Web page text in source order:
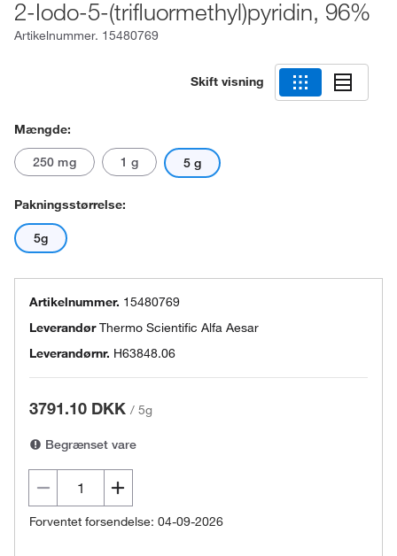
2-Iodo-5-(trifluormethyl)pyridin, 96%
Artikelnummer. 15480769
Skift visning
Mængde:
250 mg 1 g 5 g
Pakningsstørrelse:
5g
Artikelnummer. 15480769
LeverandørThermo Scientific Alfa Aesar
Leverandørnr. H63848.06
3791.10 DKK / 5g
Begrænset vare
Forventet forsendelse: 04-09-2026